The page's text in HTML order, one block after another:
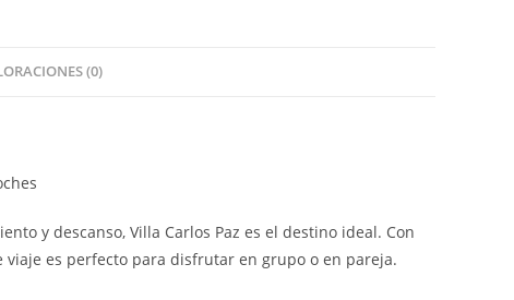
Sierras(0)
y descanso, Villa Carlos Paz es el destino ideal. Con
es perfecto para disfrutar en grupo o en pareja.